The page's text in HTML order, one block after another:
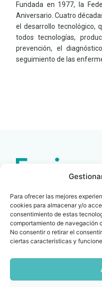
Para ofrecer las mejores
cookies para almacenar y/o
consentimiento de estas
comportamiento de navegación
No consentir o retirar el
ciertas características y
Fundada en 1977, la
Aniversario. Cuatro
el desarrollo tecnológico,
todos tecnologías,
prevención, el
seguimiento de las
info@fenin.es
C/ Villanueva, 20 - 1-
28001
915 759 800
Todos los derechos